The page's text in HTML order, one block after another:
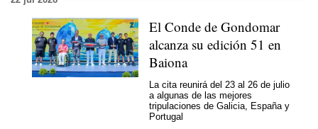
El Conde de Gondomar
alcanza su edición 51 en
Baiona
La cita reunirá del 23 al 26 de julio
a algunas de las mejores
tripulaciones de Galicia, España y
Portugal